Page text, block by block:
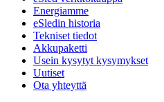
Energiamme
eSledin historia
Tekniset tiedot
Akkupaketti
Usein kysytyt kysymykset
Uutiset
Ota yhteyttä